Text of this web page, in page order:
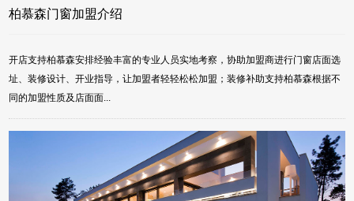
柏慕森门窗加盟介绍
开店支持柏慕森安排经验丰富的专业人员实地考察，协助加盟商进行门窗店面选
址、装修设计、开业指导，让加盟者轻轻松松加盟；装修补助支持柏慕森根据不
同的加盟性质及店面面...